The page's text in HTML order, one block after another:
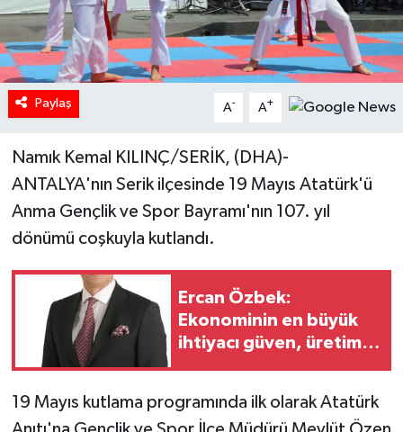
Paylaş A- A+
Namık Kemal KILINÇ/SERİK, (DHA)-
ANTALYA'nın Serik ilçesinde 19 Mayıs Atatürk'ü
Anma Gençlik ve Spor Bayramı'nın 107. yıl
dönümü coşkuyla kutlandı.
Ercan Özbek:
Ekonominin en büyük
ihtiyacı güven, üretim
19 Mayıs kutlama programında ilk olarak Atatürk